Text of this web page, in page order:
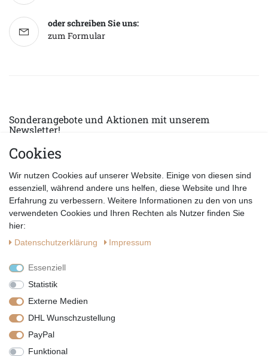
oder schreiben Sie uns:
zum Formular
Sonderangebote und Aktionen mit unserem
Newsletter!
E-MAIL *
Datenschutzerklärung
Vertrag widerrufen
Cookies
Wir nutzen Cookies auf unserer Website. Einige von diesen sind
essenziell, während andere uns helfen, diese Website und Ihre
Erfahrung zu verbessern. Weitere Informationen zu den von uns
verwendeten Cookies und Ihren Rechten als Nutzer finden Sie
hier:
Daten­schutz­erklärung
Impressum
Essenziell
Statistik
Externe Medien
DHL Wunschzustellung
PayPal
Funktional